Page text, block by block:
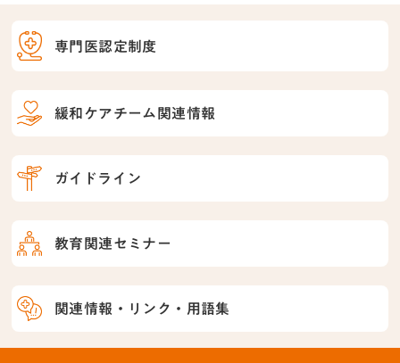
専門医認定制度
緩和ケアチーム関連情報
ガイドライン
教育関連セミナー
関連情報・リンク・用語集